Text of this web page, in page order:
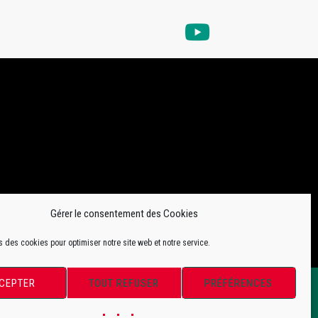
Gérer le consentement des Cookies
des cookies pour optimiser notre site web et notre service.
TOUT REFUSER PRÉFÉRENCES
ToffWeb©2018. Tous droits réservés.